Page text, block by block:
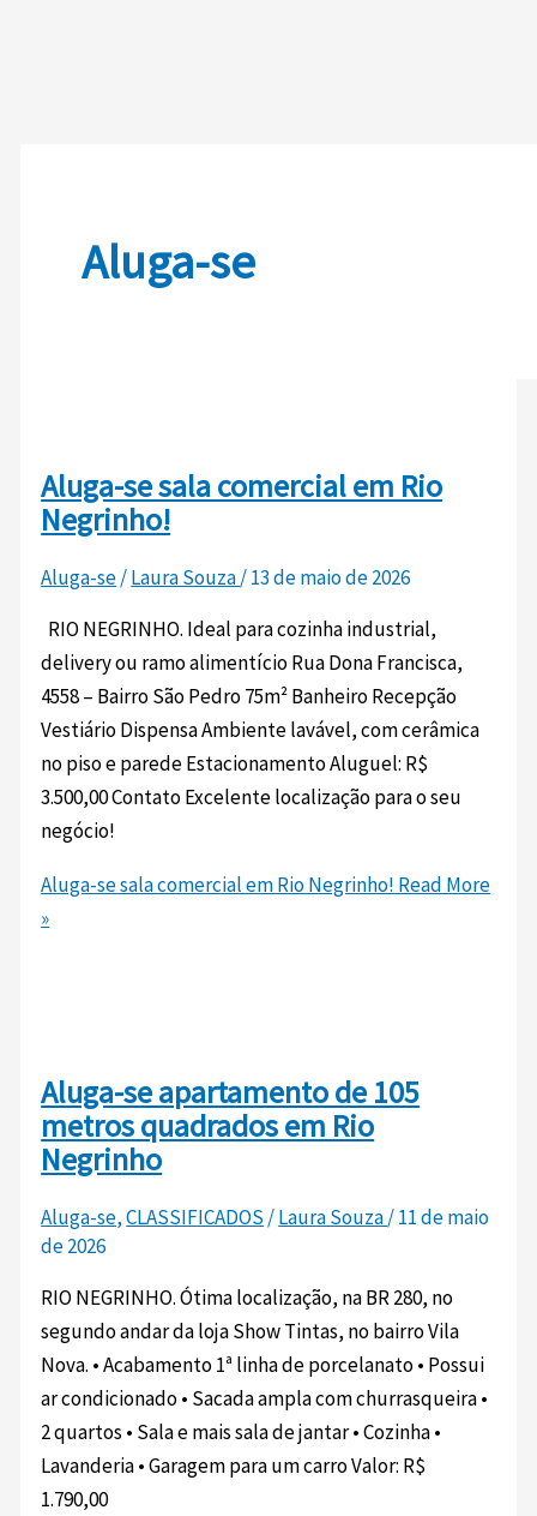
Aluga-se
Aluga-se sala comercial em Rio
Negrinho!
Aluga-se/Laura Souza/13 de maio de 2026
RIO NEGRINHO. Ideal para cozinha industrial,
delivery ou ramo alimentício Rua Dona Francisca,
4558 – Bairro São Pedro 75m² Banheiro Recepção
Vestiário Dispensa Ambiente lavável, com cerâmica
no piso e parede Estacionamento Aluguel: R$
3.500,00 Contato Excelente localização para o seu
negócio!
Aluga-se sala comercial em Rio Negrinho! Read More
»
Aluga-se apartamento de 105
metros quadrados em Rio
Negrinho
Aluga-se,CLASSIFICADOS /Laura Souza/11 de maio
de 2026
RIO NEGRINHO. Ótima localização, na BR 280, no
segundo andar da loja Show Tintas, no bairro Vila
Nova. • Acabamento 1ª linha de porcelanato • ⁠Possui
ar condicionado • ⁠Sacada ampla com churrasqueira •
⁠2 quartos • ⁠Sala e mais sala de jantar • ⁠Cozinha •
⁠Lavanderia • ⁠Garagem para um carro Valor: R$
1.790,00